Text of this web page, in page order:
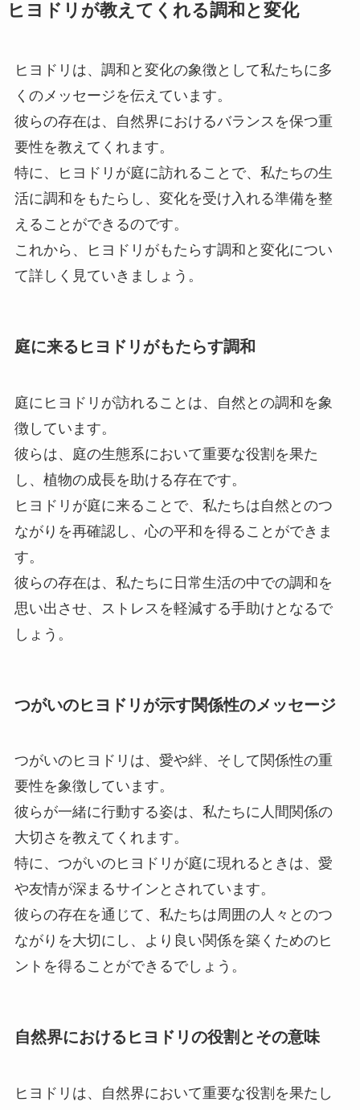
ヒヨドリが教えてくれる調和と変化
ヒヨドリは、調和と変化の象徴として私たちに多
くのメッセージを伝えています。
彼らの存在は、自然界におけるバランスを保つ重
要性を教えてくれます。
特に、ヒヨドリが庭に訪れることで、私たちの生
活に調和をもたらし、変化を受け入れる準備を整
えることができるのです。
これから、ヒヨドリがもたらす調和と変化につい
て詳しく見ていきましょう。
庭に来るヒヨドリがもたらす調和
庭にヒヨドリが訪れることは、自然との調和を象
徴しています。
彼らは、庭の生態系において重要な役割を果た
し、植物の成長を助ける存在です。
ヒヨドリが庭に来ることで、私たちは自然とのつ
ながりを再確認し、心の平和を得ることができま
す。
彼らの存在は、私たちに日常生活の中での調和を
思い出させ、ストレスを軽減する手助けとなるで
しょう。
つがいのヒヨドリが示す関係性のメッセージ
つがいのヒヨドリは、愛や絆、そして関係性の重
要性を象徴しています。
彼らが一緒に行動する姿は、私たちに人間関係の
大切さを教えてくれます。
特に、つがいのヒヨドリが庭に現れるときは、愛
や友情が深まるサインとされています。
彼らの存在を通じて、私たちは周囲の人々とのつ
ながりを大切にし、より良い関係を築くためのヒ
ントを得ることができるでしょう。
自然界におけるヒヨドリの役割とその意味
ヒヨドリは、自然界において重要な役割を果たし